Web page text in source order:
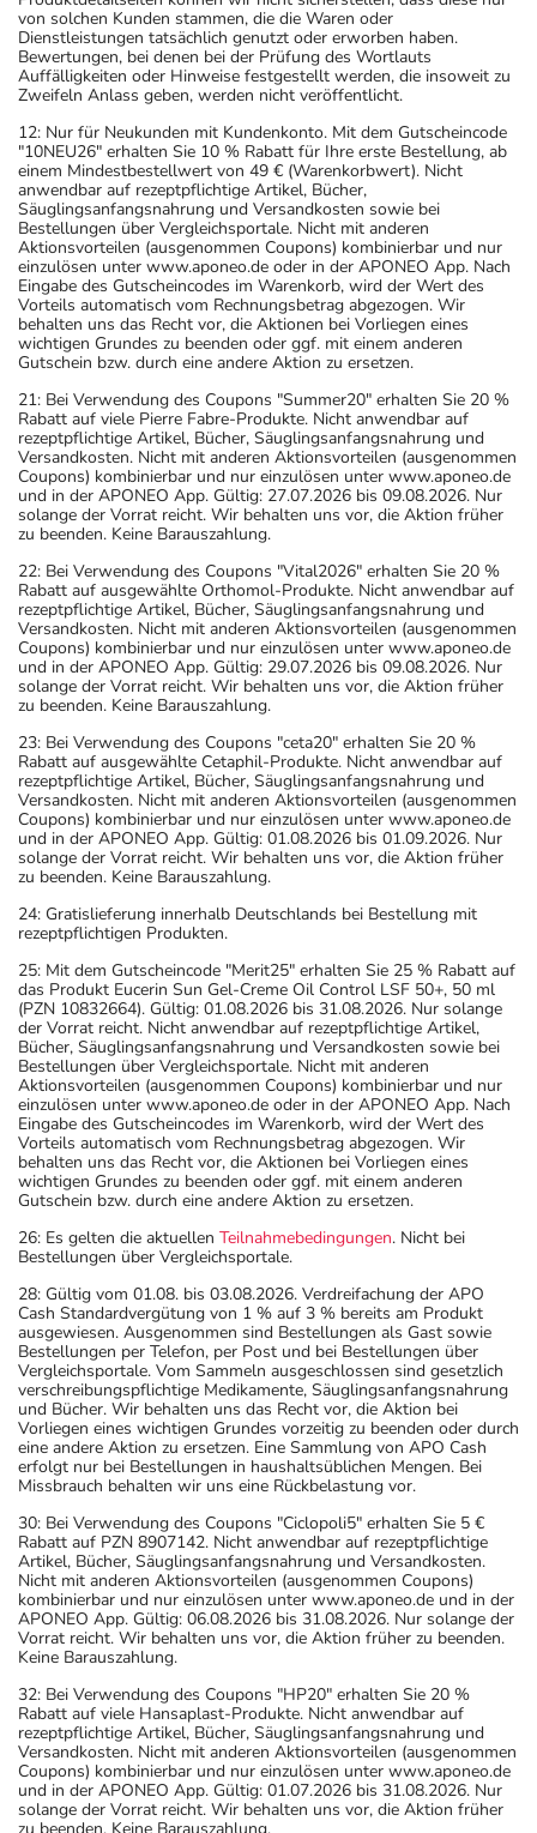
von solchen Kunden stammen, die die Waren oder
Dienstleistungen tatsächlich genutzt oder erworben haben.
Bewertungen, bei denen bei der Prüfung des Wortlauts
Auffälligkeiten oder Hinweise festgestellt werden, die insoweit zu
Zweifeln Anlass geben, werden nicht veröffentlicht.
12: Nur für Neukunden mit Kundenkonto. Mit dem Gutscheincode
"10NEU26" erhalten Sie 10 % Rabatt für Ihre erste Bestellung, ab
einem Mindestbestellwert von 49 € (Warenkorbwert). Nicht
anwendbar auf rezeptpflichtige Artikel, Bücher,
Säuglingsanfangsnahrung und Versandkosten sowie bei
Bestellungen über Vergleichsportale. Nicht mit anderen
Aktionsvorteilen (ausgenommen Coupons) kombinierbar und nur
einzulösen unter www.aponeo.de oder in der APONEO App. Nach
Eingabe des Gutscheincodes im Warenkorb, wird der Wert des
Vorteils automatisch vom Rechnungsbetrag abgezogen. Wir
behalten uns das Recht vor, die Aktionen bei Vorliegen eines
wichtigen Grundes zu beenden oder ggf. mit einem anderen
Gutschein bzw. durch eine andere Aktion zu ersetzen.
21: Bei Verwendung des Coupons "Summer20" erhalten Sie 20 %
Rabatt auf viele Pierre Fabre-Produkte. Nicht anwendbar auf
rezeptpflichtige Artikel, Bücher, Säuglingsanfangsnahrung und
Versandkosten. Nicht mit anderen Aktionsvorteilen (ausgenommen
Coupons) kombinierbar und nur einzulösen unter www.aponeo.de
und in der APONEO App. Gültig: 27.07.2026 bis 09.08.2026. Nur
solange der Vorrat reicht. Wir behalten uns vor, die Aktion früher
zu beenden. Keine Barauszahlung.
22: Bei Verwendung des Coupons "Vital2026" erhalten Sie 20 %
Rabatt auf ausgewählte Orthomol-Produkte. Nicht anwendbar auf
rezeptpflichtige Artikel, Bücher, Säuglingsanfangsnahrung und
Versandkosten. Nicht mit anderen Aktionsvorteilen (ausgenommen
Coupons) kombinierbar und nur einzulösen unter www.aponeo.de
und in der APONEO App. Gültig: 29.07.2026 bis 09.08.2026. Nur
solange der Vorrat reicht. Wir behalten uns vor, die Aktion früher
zu beenden. Keine Barauszahlung.
23: Bei Verwendung des Coupons "ceta20" erhalten Sie 20 %
Rabatt auf ausgewählte Cetaphil-Produkte. Nicht anwendbar auf
rezeptpflichtige Artikel, Bücher, Säuglingsanfangsnahrung und
Versandkosten. Nicht mit anderen Aktionsvorteilen (ausgenommen
Coupons) kombinierbar und nur einzulösen unter www.aponeo.de
und in der APONEO App. Gültig: 01.08.2026 bis 01.09.2026. Nur
solange der Vorrat reicht. Wir behalten uns vor, die Aktion früher
zu beenden. Keine Barauszahlung.
24: Gratislieferung innerhalb Deutschlands bei Bestellung mit
rezeptpflichtigen Produkten.
25: Mit dem Gutscheincode "Merit25" erhalten Sie 25 % Rabatt auf
das Produkt Eucerin Sun Gel-Creme Oil Control LSF 50+, 50 ml
(PZN 10832664). Gültig: 01.08.2026 bis 31.08.2026. Nur solange
der Vorrat reicht. Nicht anwendbar auf rezeptpflichtige Artikel,
Bücher, Säuglingsanfangsnahrung und Versandkosten sowie bei
Bestellungen über Vergleichsportale. Nicht mit anderen
Aktionsvorteilen (ausgenommen Coupons) kombinierbar und nur
einzulösen unter www.aponeo.de oder in der APONEO App. Nach
Eingabe des Gutscheincodes im Warenkorb, wird der Wert des
Vorteils automatisch vom Rechnungsbetrag abgezogen. Wir
behalten uns das Recht vor, die Aktionen bei Vorliegen eines
wichtigen Grundes zu beenden oder ggf. mit einem anderen
Gutschein bzw. durch eine andere Aktion zu ersetzen.
26: Es gelten die aktuellen Teilnahmebedingungen. Nicht bei
Bestellungen über Vergleichsportale.
28: Gültig vom 01.08. bis 03.08.2026. Verdreifachung der APO
Cash Standardvergütung von 1 % auf 3 % bereits am Produkt
ausgewiesen. Ausgenommen sind Bestellungen als Gast sowie
Bestellungen per Telefon, per Post und bei Bestellungen über
Vergleichsportale. Vom Sammeln ausgeschlossen sind gesetzlich
verschreibungspflichtige Medikamente, Säuglingsanfangsnahrung
und Bücher. Wir behalten uns das Recht vor, die Aktion bei
Vorliegen eines wichtigen Grundes vorzeitig zu beenden oder durch
eine andere Aktion zu ersetzen. Eine Sammlung von APO Cash
erfolgt nur bei Bestellungen in haushaltsüblichen Mengen. Bei
Missbrauch behalten wir uns eine Rückbelastung vor.
30: Bei Verwendung des Coupons "Ciclopoli5" erhalten Sie 5 €
Rabatt auf PZN 8907142. Nicht anwendbar auf rezeptpflichtige
Artikel, Bücher, Säuglingsanfangsnahrung und Versandkosten.
Nicht mit anderen Aktionsvorteilen (ausgenommen Coupons)
kombinierbar und nur einzulösen unter www.aponeo.de und in der
APONEO App. Gültig: 06.08.2026 bis 31.08.2026. Nur solange der
Vorrat reicht. Wir behalten uns vor, die Aktion früher zu beenden.
Keine Barauszahlung.
32: Bei Verwendung des Coupons "HP20" erhalten Sie 20 %
Rabatt auf viele Hansaplast-Produkte. Nicht anwendbar auf
rezeptpflichtige Artikel, Bücher, Säuglingsanfangsnahrung und
Versandkosten. Nicht mit anderen Aktionsvorteilen (ausgenommen
Coupons) kombinierbar und nur einzulösen unter www.aponeo.de
und in der APONEO App. Gültig: 01.07.2026 bis 31.08.2026. Nur
solange der Vorrat reicht. Wir behalten uns vor, die Aktion früher